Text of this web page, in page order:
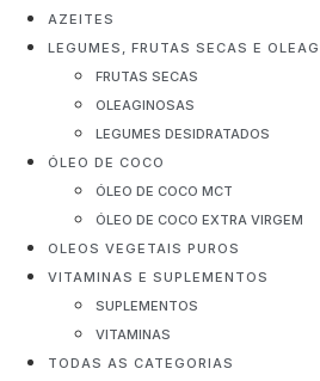
AZEITES
LEGUMES, FRUTAS SECAS E
FRUTAS SECAS
OLEAGINOSAS
LEGUMES DESIDRATADOS
ÓLEO DE COCO
ÓLEO DE COCO MCT
ÓLEO DE COCO EXTRA VIRGEM
OLEOS VEGETAIS PUROS
VITAMINAS E SUPLEMENTOS
SUPLEMENTOS
VITAMINAS
TODAS AS CATEGORIAS